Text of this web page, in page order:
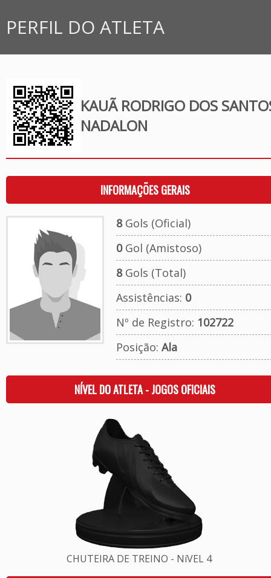
PERFIL DO ATLETA
KAUÃ RODRIGO DOS
NADALON
INFORMAÇÕES GERAIS
8Gols (Oficial)
0Gol (Amistoso)
8Gols (Total)
Assistências: 0
Nº de Registro: 102722
Posição: Ala
NÍVEL DO ATLETA - JOGOS OFICIAIS
CHUTEIRA DE TREINO - NíVEL 4